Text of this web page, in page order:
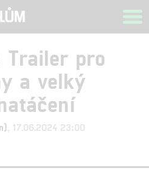
Trailer pro
a velký
, 17.06.2024 23:00